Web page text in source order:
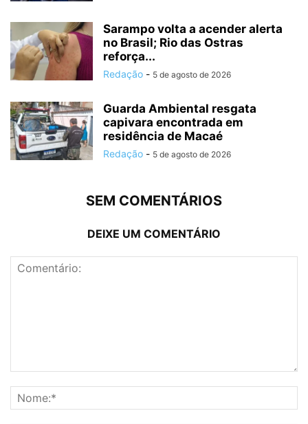
Sarampo volta a acender alerta
no Brasil; Rio das Ostras
reforça...
Redação - 5 de agosto de 2026
Guarda Ambiental resgata
capivara encontrada em
residência de Macaé
Redação - 5 de agosto de 2026
SEM COMENTÁRIOS
DEIXE UM COMENTÁRIO